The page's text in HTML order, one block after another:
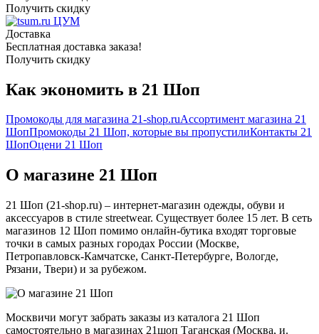
Получить скидку
ЦУМ
Доставка
Бесплатная доставка заказа!
Получить скидку
Как экономить в 21 Шоп
Промокоды для магазина 21-shop.ruАссортимент магазина 21
ШопПромокоды 21 Шоп, которые вы пропустилиКонтакты 21
ШопОцени 21 Шоп
О магазине 21 Шоп
21 Шоп (21-shop.ru) – интернет-магазин одежды, обуви и
аксессуаров в стиле streetwear. Существует более 15 лет. В сеть
магазинов 12 Шоп помимо онлайн-бутика входят торговые
точки в самых разных городах России (Москве,
Петропавловск-Камчатске, Санкт-Петербурге, Вологде,
Рязани, Твери) и за рубежом.
Москвичи могут забрать заказы из каталога 21 Шоп
самостоятельно в магазинах 21шоп Таганская (Москва, и.